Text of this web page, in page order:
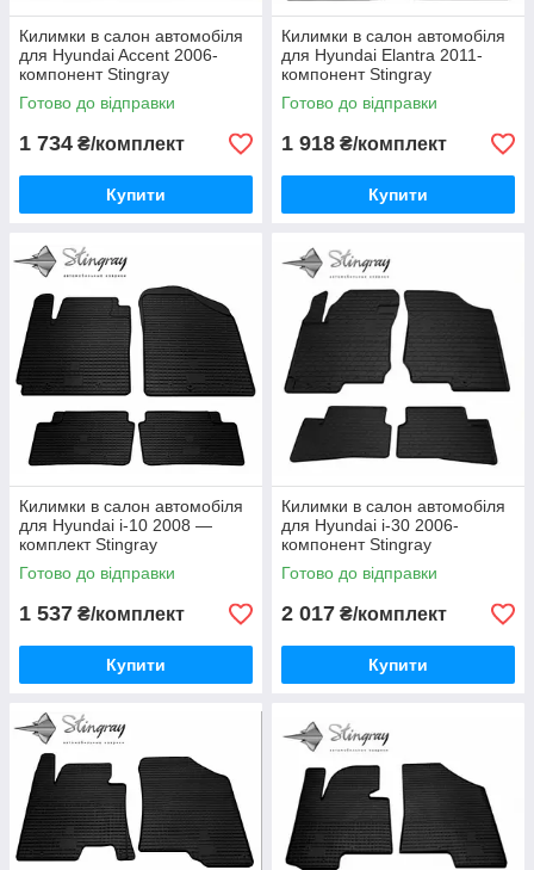
Килимки в салон автомобіля
для Hyundai Accent 2006-
компонент Stingray
Готово до відправки
1 734 ₴/комплект
Купити
Килимки в салон автомобіля
для Hyundai Elantra 2011-
компонент Stingray
Готово до відправки
1 918 ₴/комплект
Купити
Килимки в салон автомобіля
для Hyundai i-10 2008 —
комплект Stingray
Готово до відправки
1 537 ₴/комплект
Купити
Килимки в салон автомобіля
для Hyundai i-30 2006-
компонент Stingray
Готово до відправки
2 017 ₴/комплект
Купити